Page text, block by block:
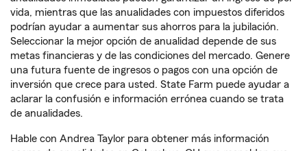
vida, mientras que las anualidades con impuestos diferidos
podrían ayudar a aumentar sus ahorros para la jubilación.
Seleccionar la mejor opción de anualidad depende de sus
metas financieras y de las condiciones del mercado. Genere
una futura fuente de ingresos o pagos con una opción de
inversión que crece para usted. State Farm puede ayudar a
aclarar la confusión e información errónea cuando se trata
de anualidades.
Hable con Andrea Taylor para obtener más información